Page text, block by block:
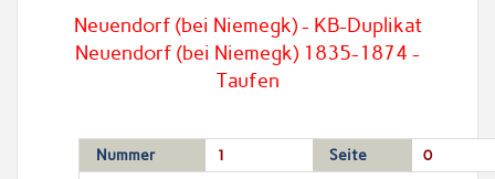
Neuendorf (bei Niemegk) - KB-Duplikat
Neuendorf (bei Niemegk) 1835-1874 -
Taufen
Nummer 1 Seite 0